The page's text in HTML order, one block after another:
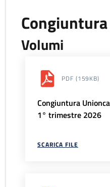
Volumi
PDF (159KB)
Congiuntura
1° trimestre 2026
SCARICA FILE